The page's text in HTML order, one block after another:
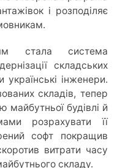
і розподіляє
стала система
складських
інженери.
складів, тепер
майбутньої будівлі й
розрахувати її
софт покращив
витрати часу
складу.